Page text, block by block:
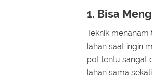
1. Bisa
Teknik
lahan saat ingin
pot tentu sangat
lahan sama